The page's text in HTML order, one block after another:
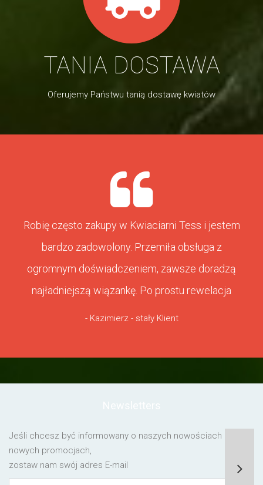
TANIA DOSTAWA
Oferujemy Państwu tanią dostawę kwiatów
Robię często zakupy w Kwiaciarni Tess i jestem
bardzo zadowolony. Przemiła obsługa z
ogromnym doświadczeniem, zawsze doradzą
najładniejszą wiązankę. Po prostu rewelacja
- Kazimierz - stały Klient
Jeśli chcesz być informowany o naszych nowościach lub o
nowych promocjach,
zostaw nam swój adres E-mail